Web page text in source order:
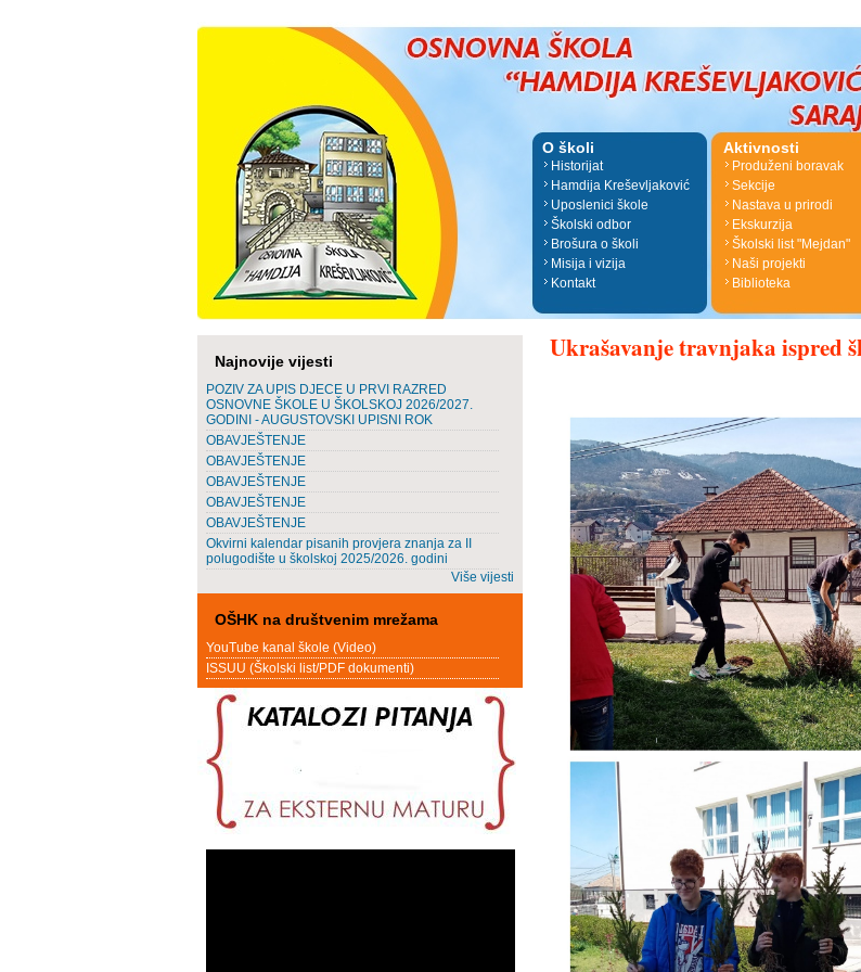
O školi
Historijat
Hamdija Kreševljaković
Uposlenici škole
Školski odbor
Brošura o školi
Misija i vizija
Kontakt
Aktivnosti
Produženi boravak
Sekcije
Nastava u prirodi
Ekskurzija
Školski list "Mejdan"
Naši projekti
Biblioteka
Najnovije vijesti
POZIV ZA UPIS DJECE U PRVI RAZRED
OSNOVNE ŠKOLE U ŠKOLSKOJ 2026/2027.
GODINI - AUGUSTOVSKI UPISNI ROK
OBAVJEŠTENJE
OBAVJEŠTENJE
OBAVJEŠTENJE
OBAVJEŠTENJE
OBAVJEŠTENJE
Okvirni kalendar pisanih provjera znanja za II
polugodište u školskoj 2025/2026. godini
Više vijesti
OŠHK na društvenim mrežama
YouTube kanal škole (Video)
ISSUU (Školski list/PDF dokumenti)
Ukrašavanje travnjaka ispred